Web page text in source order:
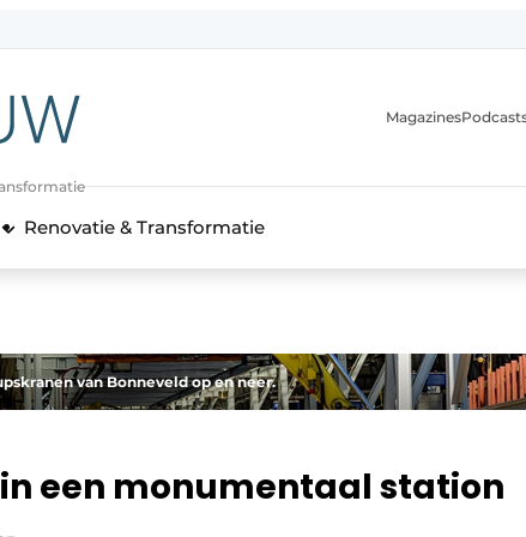
Magazines
Renovatie & Transformatie
van Bonneveld op en neer.
een monumentaal station